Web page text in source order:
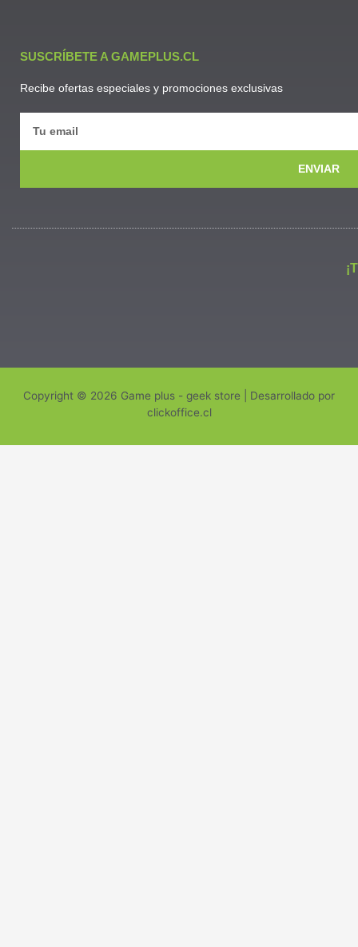
SUSCRÍBETE A GAMEPLUS.CL
Recibe ofertas especiales y promociones exclusivas
ENVIAR
Copyright © 2026 Game plus - geek store | Desarrollado por
clickoffice.cl